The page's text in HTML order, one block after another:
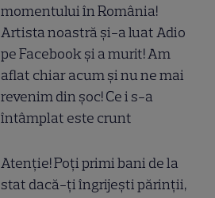
momentului în România!
Artista noastră și-a luat Adio
pe Facebook și a murit! Am
aflat chiar acum și nu ne mai
revenim din șoc! Ce i s-a
întâmplat este crunt
Atenție! Poți primi bani de la
stat dacă-ți îngrijești părinții,